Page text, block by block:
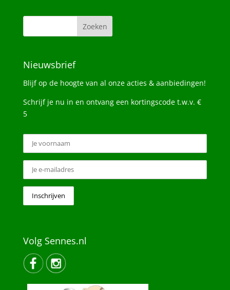
Nieuwsbrief
Blijf op de hoogte van al onze acties & aanbiedingen!
Schrijf je nu in en ontvang een kortingscode t.w.v. €
5
Volg Sennes.nl